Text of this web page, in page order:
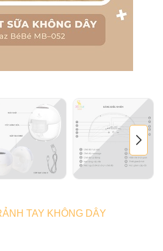
TAY KHÔNG DÂY